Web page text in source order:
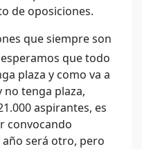
de oposiciones.
que siempre son
que todo
plaza y como va a
tenga plaza,
aspirantes, es
convocando
será otro, pero